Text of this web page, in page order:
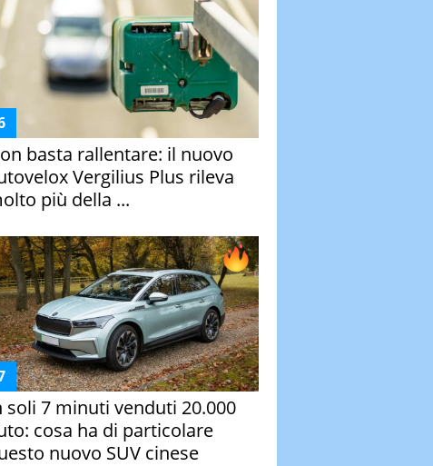
basta rallentare: il nuovo
Vergilius Plus rileva
più della ...
soli 7 minuti venduti 20.000
cosa ha di particolare
nuovo SUV cinese